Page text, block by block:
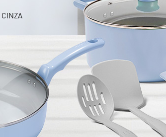
CINZA